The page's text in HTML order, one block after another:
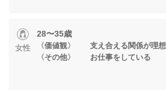
女性
28〜35歳
〈価値観〉 支え合える関係が理想
〈その他〉 お仕事をしている